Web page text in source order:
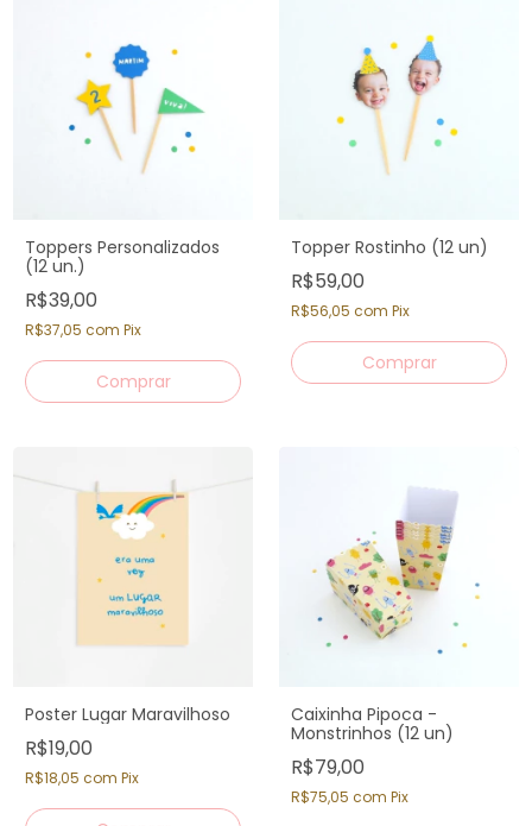
Toppers Personalizados
(12 un.)
R$39,00
R$37,05 com Pix
Topper Rostinho (12 un)
R$59,00
R$56,05 com Pix
Poster Lugar Maravilhoso
R$19,00
R$18,05 com Pix
Caixinha Pipoca -
Monstrinhos (12 un)
R$79,00
R$75,05 com Pix